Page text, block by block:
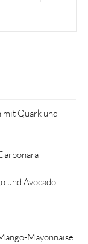
Quark und
und Avocado
Mayonnaise